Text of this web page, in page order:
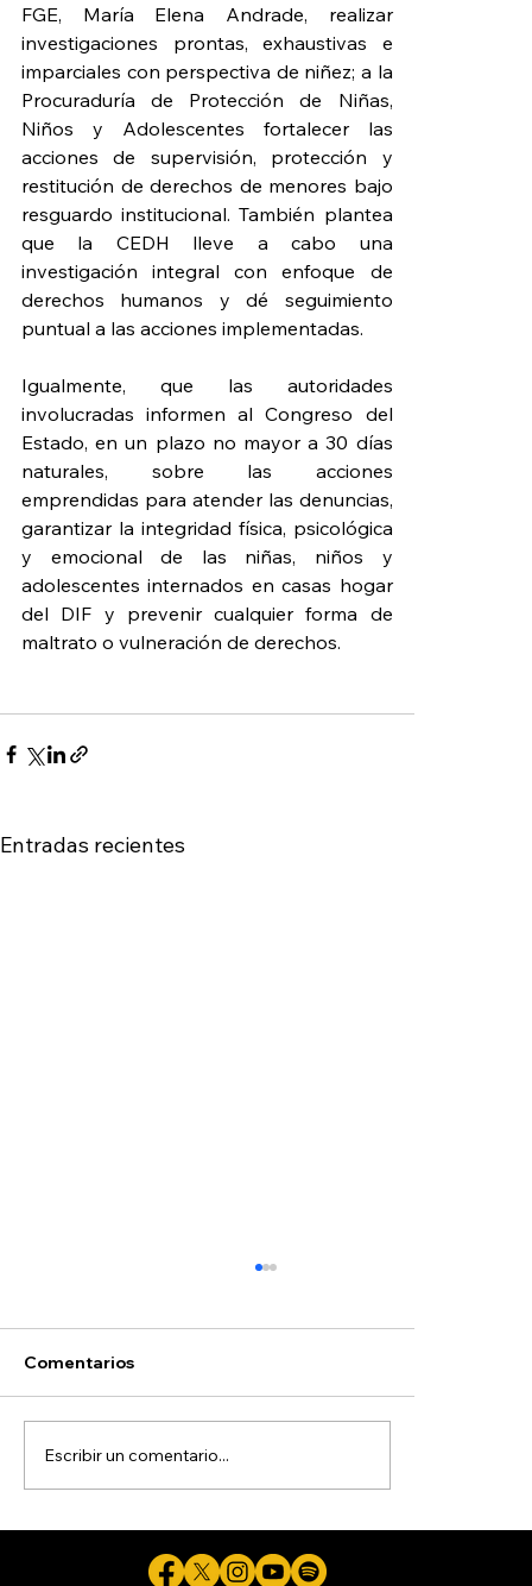
FGE, María Elena Andrade, realizar
investigaciones prontas, exhaustivas e
imparciales con perspectiva de niñez; a la
Procuraduría de Protección de Niñas,
Niños y Adolescentes fortalecer las
acciones de supervisión, protección y
restitución de derechos de menores bajo
resguardo institucional. También plantea
que la CEDH lleve a cabo una
investigación integral con enfoque de
derechos humanos y dé seguimiento
puntual a las acciones implementadas.
Igualmente, que las autoridades
involucradas informen al Congreso del
Estado, en un plazo no mayor a 30 días
naturales, sobre las acciones
emprendidas para atender las denuncias,
garantizar la integridad física, psicológica
y emocional de las niñas, niños y
adolescentes internados en casas hogar
del DIF y prevenir cualquier forma de
maltrato o vulneración de derechos.
Entradas recientes
trabajadoras de Estancias Infantiles
Comentarios
Escribir un comentario...